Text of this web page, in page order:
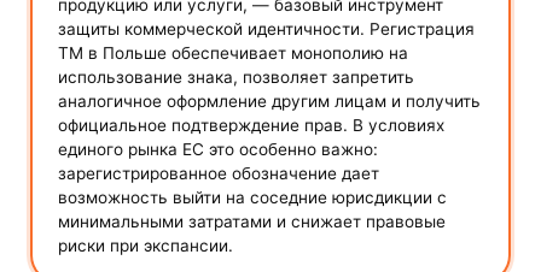
продукцию или услуги, — базовый инструмент
защиты коммерческой идентичности. Регистрация
ТМ в Польше обеспечивает монополию на
использование знака, позволяет запретить
аналогичное оформление другим лицам и получить
официальное подтверждение прав. В условиях
единого рынка ЕС это особенно важно:
зарегистрированное обозначение дает
возможность выйти на соседние юрисдикции с
минимальными затратами и снижает правовые
риски при экспансии.